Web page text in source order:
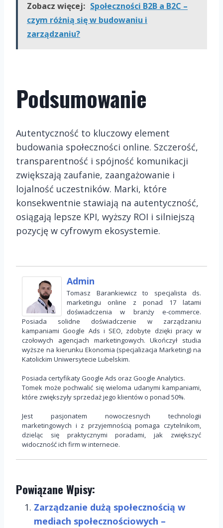
Zobacz więcej: Społeczności B2B a B2C –
czym różnią się w budowaniu i
zarządzaniu?
Podsumowanie
Autentyczność to kluczowy element
budowania społeczności online. Szczerość,
transparentność i spójność komunikacji
zwiększają zaufanie, zaangażowanie i
lojalność uczestników. Marki, które
konsekwentnie stawiają na autentyczność,
osiągają lepsze KPI, wyższy ROI i silniejszą
pozycję w cyfrowym ekosystemie.
Admin
Tomasz Barankiewicz to specjalista ds.
marketingu online z ponad 17 latami
doświadczenia w branży e-commerce.
Posiada solidne doświadczenie w zarządzaniu
kampaniami Google Ads i SEO, zdobyte dzięki pracy w
czołowych agencjach marketingowych. Ukończył studia
wyższe na kierunku Ekonomia (specjalizacja Marketing) na
Katolickim Uniwersytecie Lubelskim.
Posiada certyfikaty Google Ads oraz Google Analytics.
Tomek może pochwalić się wieloma udanymi kampaniami,
które zwiększyły sprzedaż jego klientów o ponad 50%.
Jest pasjonatem nowoczesnych technologii
marketingowych i z przyjemnością pomaga czytelnikom,
dzieląc się praktycznymi poradami, jak zwiększyć
widoczność ich firm w internecie.
Powiązane Wpisy:
Zarządzanie dużą społecznością w
mediach społecznościowych –